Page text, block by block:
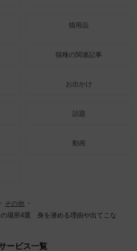
猫用品
猫種の関連記事
お出かけ
話題
動画
その他
場所4選 身を潜める理由や出てこな
ービス一覧